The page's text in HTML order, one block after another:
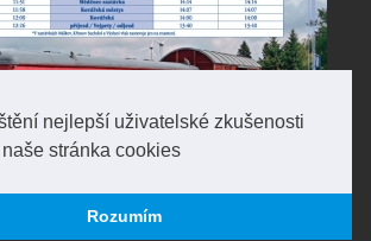
nejlepší uživatelské zkušenosti
stránka cookies
Rozumím